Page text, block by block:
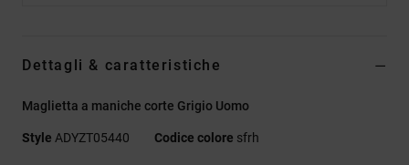
Dettagli & caratteristiche
Maglietta a maniche corte Grigio Uomo
Style ADYZT05440 Codice colore sfrh